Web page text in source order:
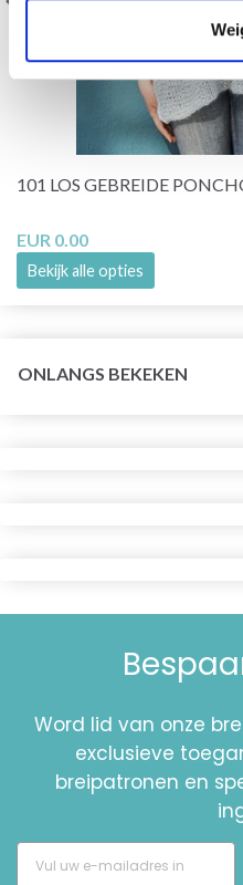
101 LOS GEBREIDE
EUR 0.00
Bekijk alle opties
ONLANGS BEKEKEN
Word lid van onze
exclusieve
breipatronen en